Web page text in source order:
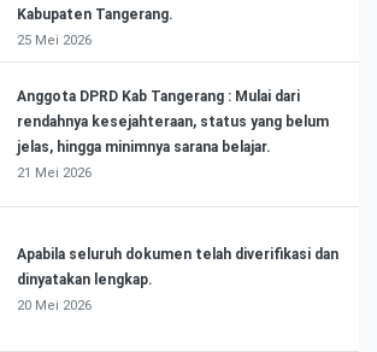
Kabupaten Tangerang.
25 Mei 2026
Anggota DPRD Kab Tangerang : Mulai dari
rendahnya kesejahteraan, status yang belum
jelas, hingga minimnya sarana belajar.
21 Mei 2026
Apabila seluruh dokumen telah diverifikasi dan
dinyatakan lengkap.
20 Mei 2026